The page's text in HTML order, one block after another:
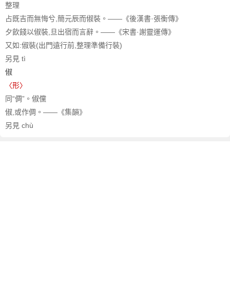
整理
占既吉而無悔兮,簡元辰而俶裝。——《後漢書·張衡傳》
夕飲餞以俶裝,旦出宿而言辭。——《宋書·謝靈運傳》
又如:俶裝(出門遠行前,整理準備行裝)
另見 tì
俶
〈形〉
同“倜”。俶儻
俶,或作倜。——《集韻》
另見 chù